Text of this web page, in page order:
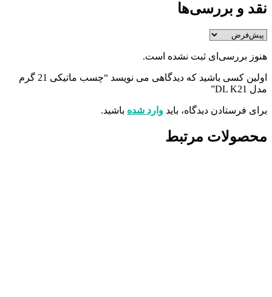
نقد و بررسی‌ها
هنوز بررسی‌ای ثبت نشده است.
اولین کسی باشید که دیدگاهی می نویسد “چسب ماتیکی 21 گرم
مدل DL K21”
برای فرستادن دیدگاه، باید وارد شده باشید.
محصولات مرتبط